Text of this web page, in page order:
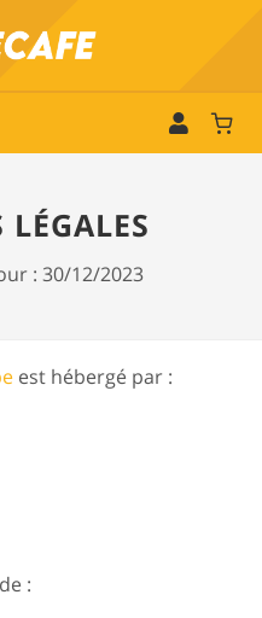
: 30/12/2023
est hébergé par :
: